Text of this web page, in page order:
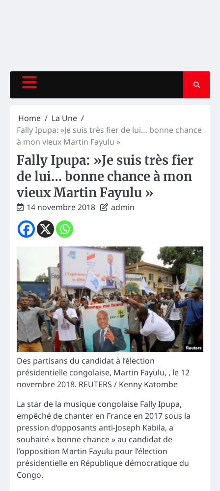
Home
La Une
Fally Ipupa: »Je suis très fier de lui… bonne chance
à mon vieux Martin Fayulu »
Fally Ipupa: »Je suis très fier
de lui… bonne chance à mon
vieux Martin Fayulu »
14 novembre 2018 admin
Des partisans du candidat à l’élection
présidentielle congolaise, Martin Fayulu, , le 12
novembre 2018. REUTERS / Kenny Katombe
La star de la musique congolaise Fally Ipupa,
empêché de chanter en France en 2017 sous la
pression d’opposants anti-Joseph Kabila, a
souhaité « bonne chance » au candidat de
l’opposition Martin Fayulu pour l’élection
présidentielle en République démocratique du
Congo.